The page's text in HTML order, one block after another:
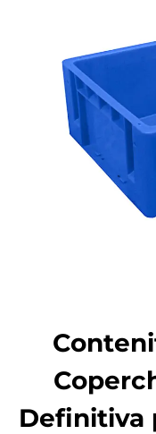
Definitiva